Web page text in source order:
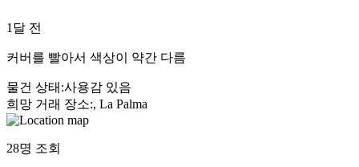
1달 전
커버를 빨아서 색상이 약간 다름
물건 상태 :사용감 있음
희망 거래 장소:, La Palma
28명 조회